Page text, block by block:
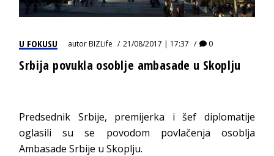
U FOKUSU autorBIZLife 21/08/2017 | 17:37 0
Srbija povukla osoblje ambasade u Skoplju
Predsednik Srbije, premijerka i šef diplomatije
oglasili su se povodom povlačenja osoblja
Ambasade Srbije u Skoplju.